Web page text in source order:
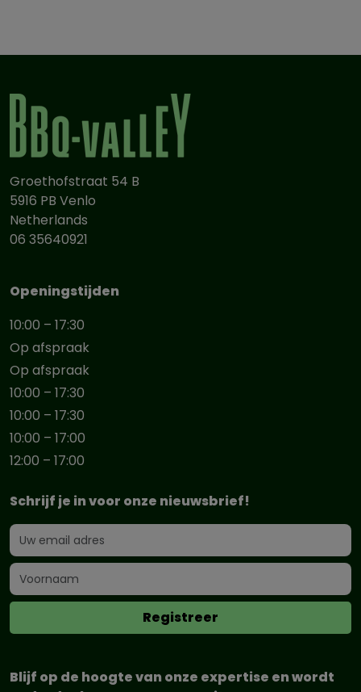
Groethofstraat 54 B
5916 PB Venlo
Netherlands
06 35640921
Openingstijden
10:00 – 17:30
Op afspraak
Op afspraak
10:00 – 17:30
10:00 – 17:30
10:00 – 17:00
12:00 – 17:00
Schrijf je in voor onze nieuwsbrief!
Blijf op de hoogte van onze expertise en wordt